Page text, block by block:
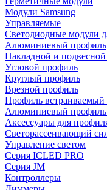
Модули Samsung
Управляемые
Светодиодные модули
Алюминиевый профиль
Накладной и
Угловой профиль
Круглый профиль
Врезной профиль
Профиль встраиваемый
Алюминиевый профиль
Аксессуары для
Светорассеивающий
Управление светом
Серия ICLED PRO
Серия JM
Контроллеры